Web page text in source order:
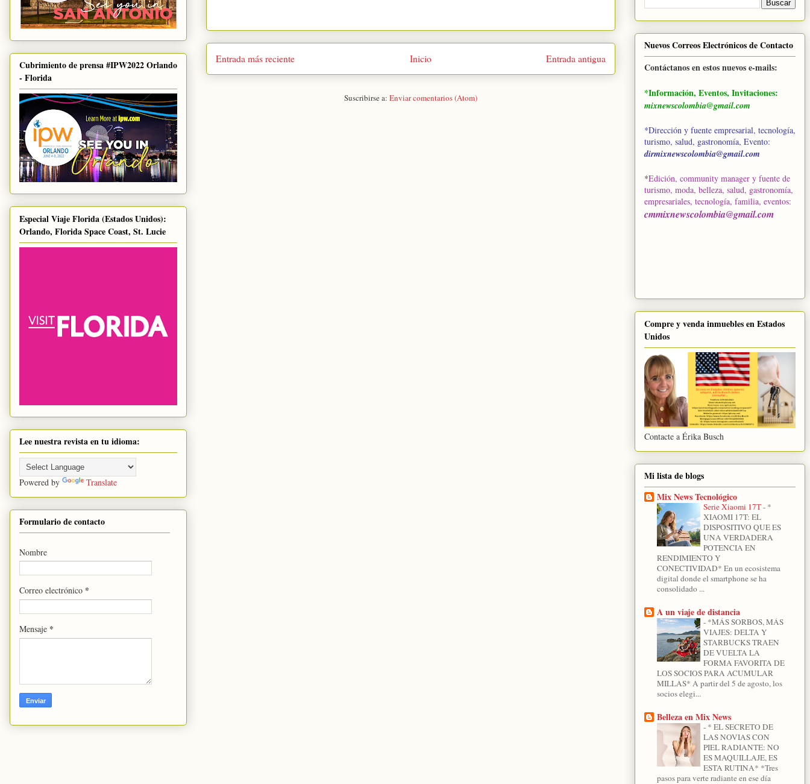
Entrada más reciente Entrada antigua
Inicio
Suscribirse a: Enviar comentarios (Atom)
Cubrimiento de prensa #IPW2022 Orlando
- Florida
Especial Viaje Florida (Estados Unidos):
Orlando, Florida Space Coast, St. Lucie
Lee nuestra revista en tu idioma:
Powered by Translate
Formulario de contacto
Nombre
Correo electrónico *
Mensaje *
Nuevos Correos Electrónicos de Contacto
Contáctanos en estos nuevos e-mails:
*Información, Eventos, Invitaciones:
mixnewscolombia@gmail.com
*Dirección y fuente empresarial, tecnología,
turismo, salud, gastronomía, Evento:
dirmixnewscolombia@gmail.com
*Edición, community manager y fuente de
turismo, moda, belleza, salud, gastronomía,
empresariales, tecnología, familia, eventos:
cmmixnewscolombia@gmail.com
Compre y venda inmuebles en Estados
Unidos
Contacte a Érika Busch
Mi lista de blogs
Mix News Tecnológico
Serie Xiaomi 17T- *
XIAOMI 17T: EL
DISPOSITIVO QUE ES
UNA VERDADERA
POTENCIA EN
RENDIMIENTO Y
CONECTIVIDAD* En un ecosistema
digital donde el smartphone se ha
consolidado ...
A un viaje de distancia
- *MÁS SORBOS, MÁS
VIAJES: DELTA Y
STARBUCKS TRAEN
DE VUELTA LA
FORMA FAVORITA DE
LOS SOCIOS PARA ACUMULAR
MILLAS* A partir del 5 de agosto, los
socios elegi...
Belleza en Mix News
- * EL SECRETO DE
LAS NOVIAS CON
PIEL RADIANTE: NO
ES MAQUILLAJE, ES
ESTA RUTINA* *Tres
pasos para verte radiante en ese día